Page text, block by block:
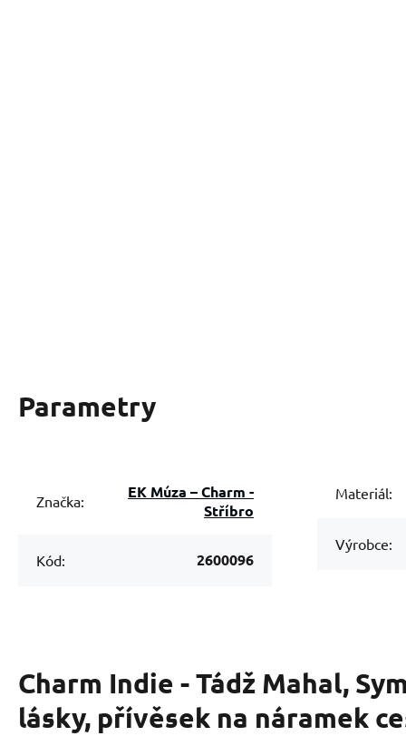
Parametry
Značka:
EK Múza – Charm -
Stříbro
Kód: 2600096
Materiál:
Výrobce:
Charm Indie - Tádž Mahal,
lásky, přívěsek na náramek